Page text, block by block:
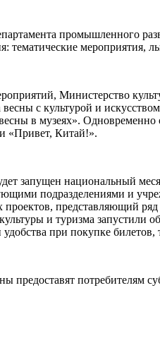
промышленного
тематические мероприятия,
Министерство
с культурой и
в музеях».
«Привет, Китай!».
запущен национальный
подразделениями и
проектов, представляющий
и туризма
удобства при покупке
предоставят потребителям